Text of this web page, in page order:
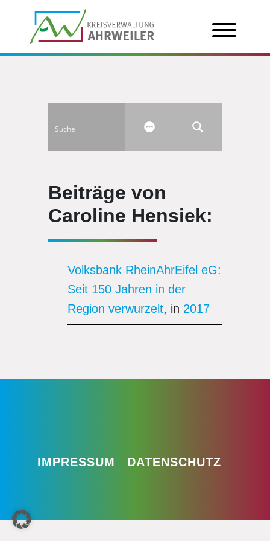
Beiträge von
Caroline Hensiek:
Volksbank RheinAhrEifel eG:
Seit 150 Jahren in der
Region verwurzelt, in 2017
IMPRESSUM DATENSCHUTZ